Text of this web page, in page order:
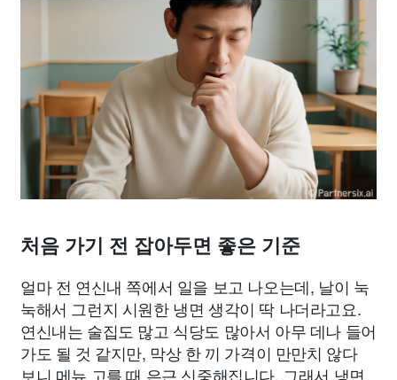
처음 가기 전 잡아두면 좋은 기준
얼마 전 연신내 쪽에서 일을 보고 나오는데, 날이 눅
눅해서 그런지 시원한 냉면 생각이 딱 나더라고요.
연신내는 술집도 많고 식당도 많아서 아무 데나 들어
가도 될 것 같지만, 막상 한 끼 가격이 만만치 않다
보니 메뉴 고를 때 은근 신중해집니다. 그래서 냉면